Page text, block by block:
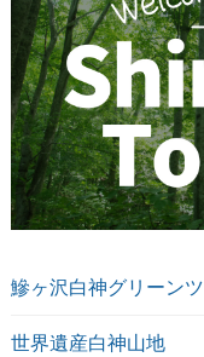
鰺ヶ沢白神グリーン
世界遺産白神山地